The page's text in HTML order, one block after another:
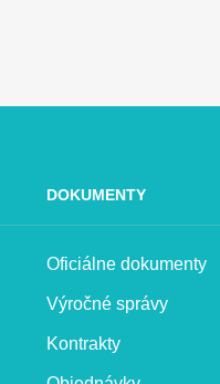
DOKUMENTY
Oficiálne dokumenty
Výročné správy
Kontrakty